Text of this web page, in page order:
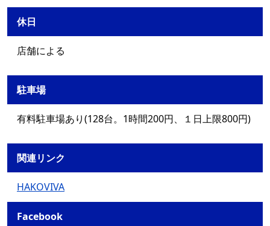
休日
店舗による
駐車場
有料駐車場あり(128台。1時間200円、１日上限800円)
関連リンク
HAKOVIVA
Facebook